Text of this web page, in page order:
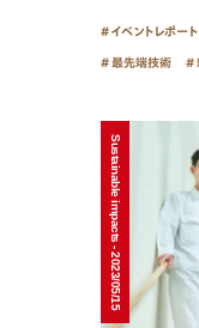
イベントレポート
最先端技術
Sustainable impacts - 2023/05/15